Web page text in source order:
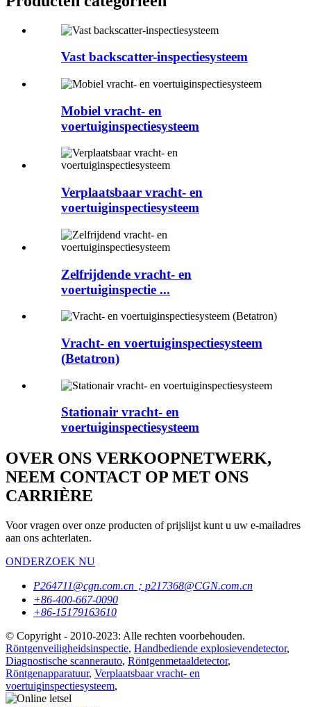
Vast backscatter-inspectiesysteem
Mobiel vracht- en
voertuiginspectiesysteem
Verplaatsbaar vracht- en
voertuiginspectiesysteem
Zelfrijdende vracht- en
voertuiginspectie ...
Vracht- en voertuiginspectiesysteem
(Betatron)
Stationair vracht- en
voertuiginspectiesysteem
OVER ONS VERKOOPNETWERK,
NEEM CONTACT OP MET ONS
CARRIÈRE
Voor vragen over onze producten of prijslijst kunt u uw e-mailadres
aan ons achterlaten.
ONDERZOEK NU
P264711@cgn.com.cn；p217368@CGN.com.cn
+86-400-667-0090
+86-15179163610
© Copyright - 2010-2023: Alle rechten voorbehouden.
Röntgenveiligheidsinspectie, Handbediende explosievendetector,
Diagnostische scannerauto, Röntgenmetaaldetector,
Röntgenapparatuur, Verplaatsbaar vracht- en
voertuiginspectiesysteem,